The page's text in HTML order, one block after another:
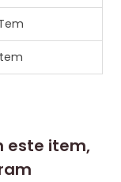
este item,